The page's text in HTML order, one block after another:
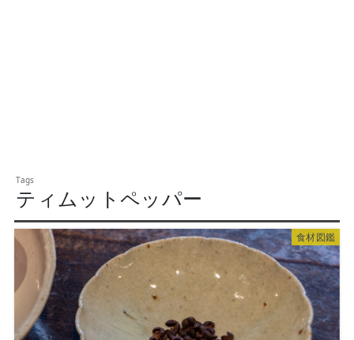
ティムットペッパー
食材図鑑